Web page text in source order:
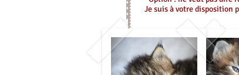
Je suis à votre disposition